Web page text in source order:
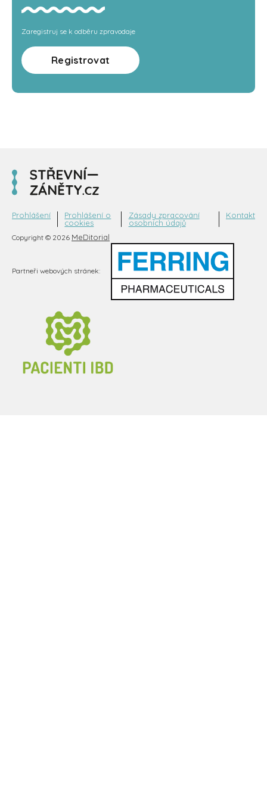
Zaregistruj se k odběru zpravodaje
Registrovat
Copyright © 2026 MeDitorial
Prohlášení
Prohlášení o
cookies
Zásady zpracování
osobních údajů
Kontakt
Partneři webových stránek: